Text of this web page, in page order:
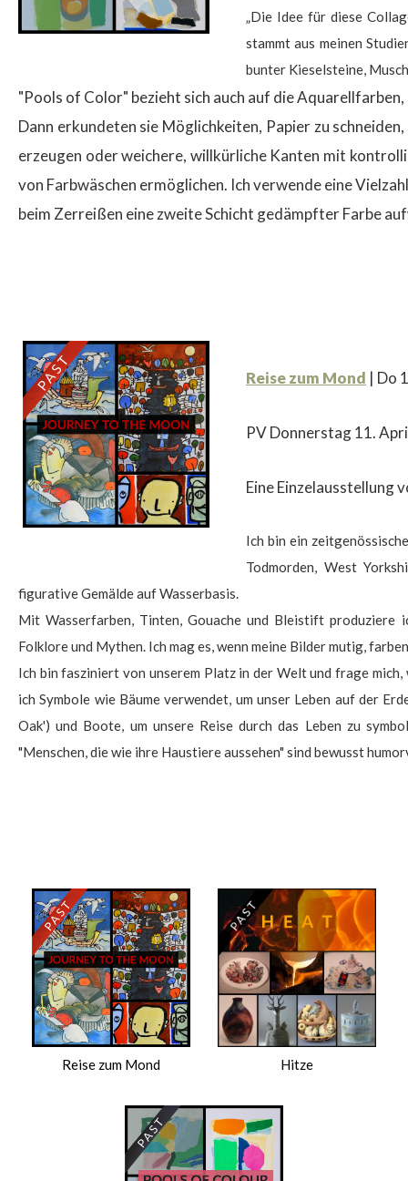
„Die Idee für diese
stammt aus meinen
bunter Kieselsteine,
"Pools of Color" bezieht sich auch auf die
Dann erkundeten sie Möglichkeiten, Papier zu
erzeugen oder weichere, willkürliche Kanten mit
von Farbwäschen ermöglichen. Ich verwende eine
beim Zerreißen eine zweite Schicht gedämpfter Farbe
Reise zum Mond | Do
PV Donnerstag 11.
Eine Einzelausstellung
Ich bin ein
Todmorden, West
figurative Gemälde auf Wasserbasis.
Mit Wasserfarben, Tinten, Gouache und Bleistift produziere
Folklore und Mythen. Ich mag es, wenn meine Bilder mutig,
Ich bin fasziniert von unserem Platz in der Welt und frage
ich Symbole wie Bäume verwendet, um unser Leben auf der
Oak') und Boote, um unsere Reise durch das Leben zu
"Menschen, die wie ihre Haustiere aussehen" sind bewusst
Reise zum Mond Hitze